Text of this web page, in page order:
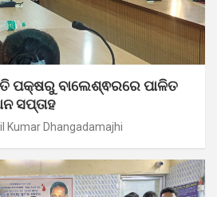
ପକ୍ଷରୁ ବାଲେଶ୍ଵରରେ ପାଳିତ
ସପ୍ତାହ
Kumar Dhangadamajhi